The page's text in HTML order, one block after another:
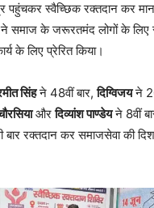
पहुंचकर स्वैच्छिक रक्तदान कर
ने समाज के जरूरतमंद लोगों के लिए
के लिए प्रेरित किया।
सिंहने 48वीं बार,दिग्विजयने
औरदिव्यांश पाण्डेयने 8वीं
बार रक्तदान कर समाजसेवा की